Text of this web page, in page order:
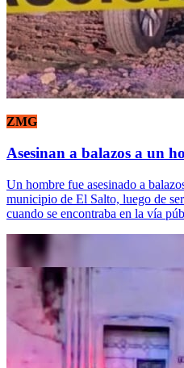
ZMG
Asesinan a balazos a un
Un hombre fue asesinado a
municipio de El Salto, luego de
cuando se encontraba en la vía